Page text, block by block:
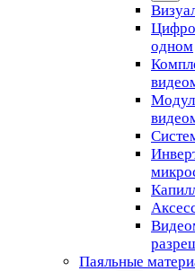
одном
Паяльные